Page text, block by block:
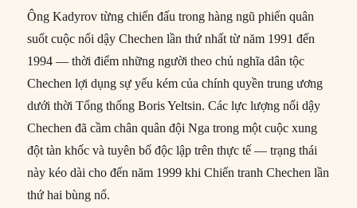
Ông Kadyrov từng chiến đấu trong hàng ngũ phiến quân
suốt cuộc nổi dậy Chechen lần thứ nhất từ năm 1991 đến
1994 — thời điểm những người theo chủ nghĩa dân tộc
Chechen lợi dụng sự yếu kém của chính quyền trung ương
dưới thời Tổng thống Boris Yeltsin. Các lực lượng nổi dậy
Chechen đã cầm chân quân đội Nga trong một cuộc xung
đột tàn khốc và tuyên bố độc lập trên thực tế — trạng thái
này kéo dài cho đến năm 1999 khi Chiến tranh Chechen lần
thứ hai bùng nổ.